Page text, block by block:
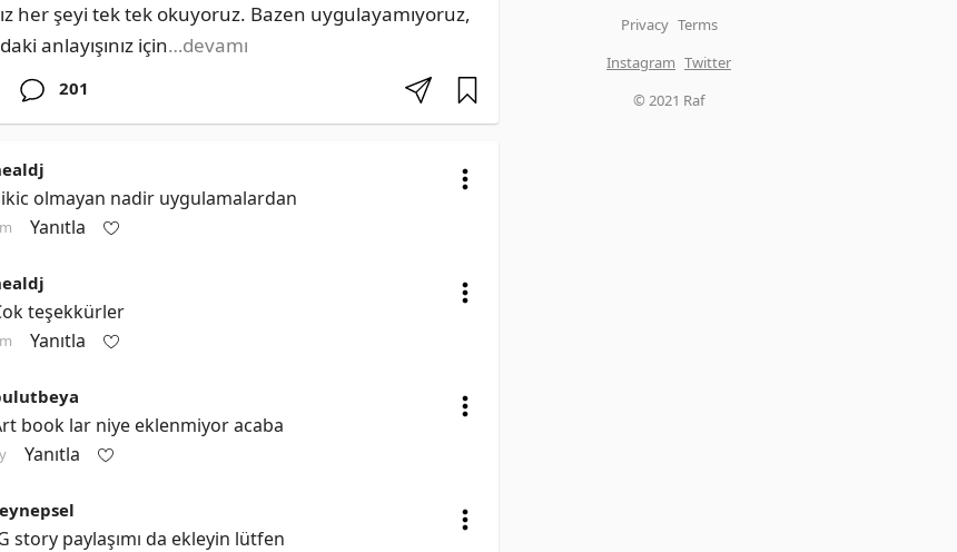
her şeyi tek tek okuyoruz. Bazen uygulayamıyoruz,
anlayışınız için…devamı
201
olmayan nadir uygulamalardan
Yanıtla
teşekkürler
Yanıtla
book lar niye eklenmiyor acaba
Yanıtla
story paylaşımı da ekleyin lütfen
Privacy Terms
Instagram Twitter
© 2021 Raf